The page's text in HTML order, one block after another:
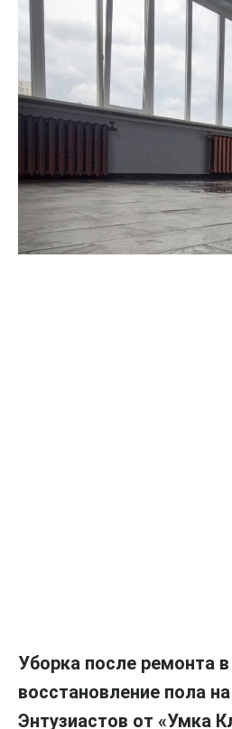
Уборка после ремонта
восстановление пола
Энтузиастов от «Умка